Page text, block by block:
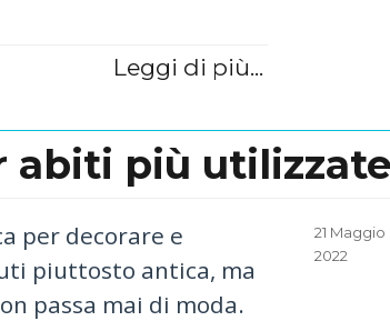
Leggi di più...
abiti più
per decorare e
piuttosto antica, ma
passa mai di moda.
Posted
on
21 Maggio
2022